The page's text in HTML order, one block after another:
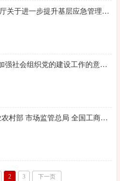
中共中央办公厅 国务院办公厅关于进一步提升基层应急管理能力的意见
中共中央办公厅印发《关于加强社会组织党的建设工作的意见（试行）》
民政部 中央社会工作部 农业农村部 市场监管总局 全国工商联关于加强社会组织规范化建设推动社会组织高质量发展的意见
2 3 下一页